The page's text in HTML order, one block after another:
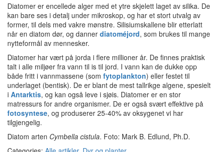
Diatomer er encellede alger med et ytre skjelett laget av silika. De
kan bare ses i detalj under mikroskop, og har et stort utvalg av
former, til dels med vakre mønstre. Silisiumskallene blir etterlatt
når en diatom dør, og danner diatoméjord, som brukes til mange
nytteformål av mennesker.
Diatomer har vært på jorda i flere millioner år. De finnes praktisk
talt i alle miljøer fra vann til is til jord. I vann kan de dukke opp
både fritt i vannmassene (som fytoplankton) eller festet til
underlaget (bentisk). De er blant de mest tallrikge algene, spesielt
i Antarktis, og kan også leve i sjøis. Diatomer er en stor
matressurs for andre organismer. De er også svært effektive på
fotosyntese, og produserer 25-40% av oksygenet vi har
tilgjengelig.
Diatom arten Cymbella cistula. Foto: Mark B. Edlund, Ph.D.